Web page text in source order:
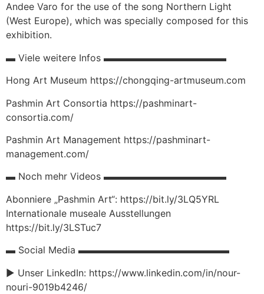
Andee Varo for the use of the song Northern Light
(West Europe), which was specially composed for this
exhibition.
▬ Viele weitere Infos ▬▬▬▬▬▬▬▬▬▬▬▬▬
Hong Art Museum https://chongqing-artmuseum.com
Pashmin Art Consortia https://pashminart-
consortia.com/
Pashmin Art Management https://pashminart-
management.com/
▬ Noch mehr Videos ▬▬▬▬▬▬▬▬▬▬▬▬▬
Abonniere „Pashmin Art“: https://bit.ly/3LQ5YRL
Internationale museale Ausstellungen
https://bit.ly/3LSTuc7
▬ Social Media ▬▬▬▬▬▬▬▬▬▬▬▬▬▬▬▬
► Unser LinkedIn: https://www.linkedin.com/in/nour-
nouri-9019b4246/